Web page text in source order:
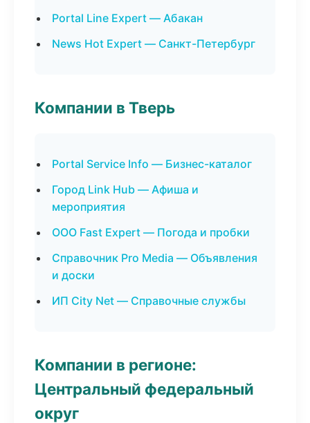
Portal Line Expert — Абакан
News Hot Expert — Санкт-Петербург
Компании в Тверь
Portal Service Info — Бизнес-каталог
Город Link Hub — Афиша и
мероприятия
ООО Fast Expert — Погода и пробки
Справочник Pro Media — Объявления
и доски
ИП City Net — Справочные службы
Компании в регионе:
Центральный федеральный
округ